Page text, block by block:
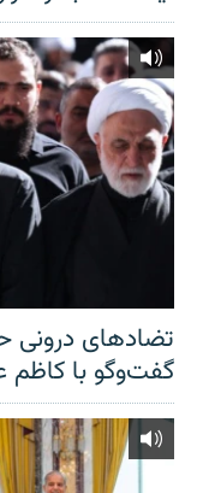
تضادهای درونی
گفت‌‌وگو با کاظم